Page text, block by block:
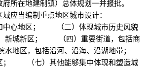
所在地建制镇）总体规划一并报批。
应当编制重点地区城市设计：
和中心地区； （二）体现城市历史风貌
城新区； （四）重要街道，包括商
区，包括沿河、沿海、沿湖地带；
（七）其他能够集中体现和塑造城